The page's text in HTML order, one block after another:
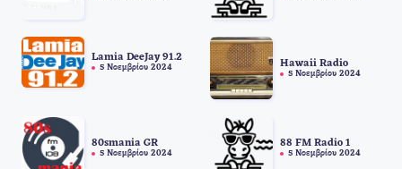
Lamia DeeJay 91.2
5 Νοεμβρίου 2024 Hawaii Radio
5 Νοεμβρίου 2024
80smania GR
5 Νοεμβρίου 2024
88 FM Radio 1
5 Νοεμβρίου 2024